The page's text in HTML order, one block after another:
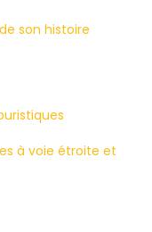
son histoire
à voie étroite et